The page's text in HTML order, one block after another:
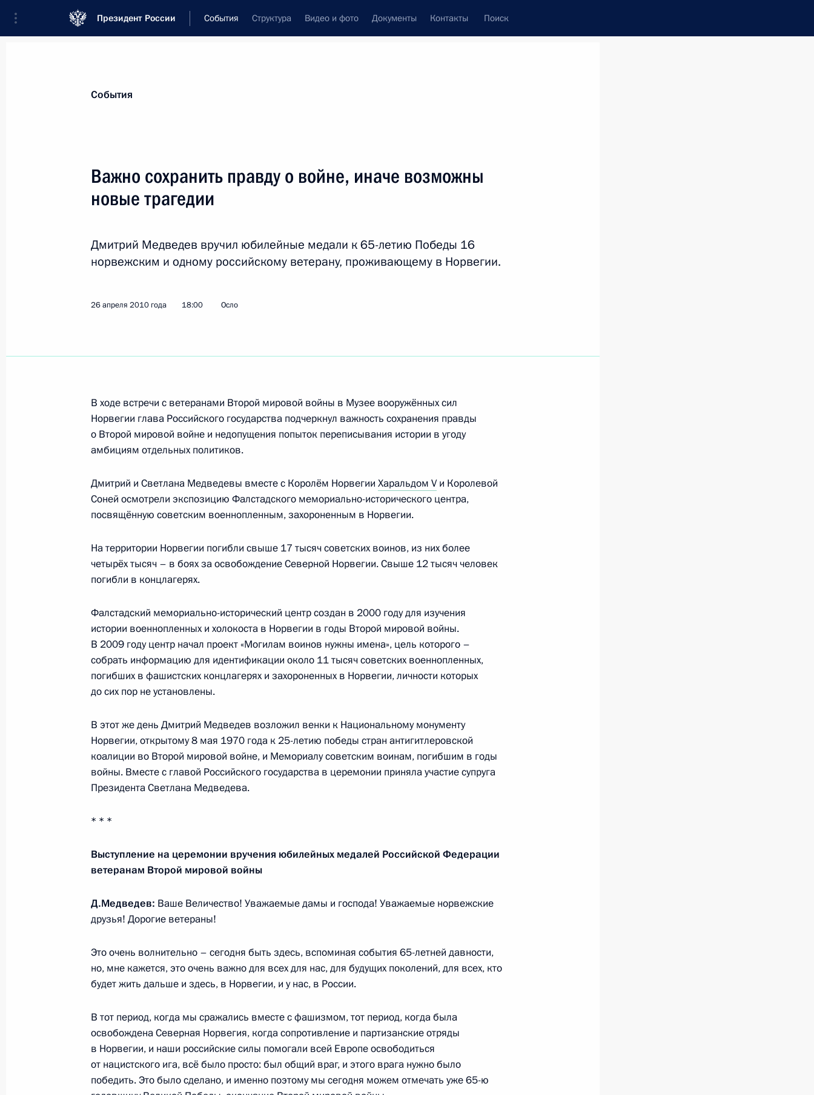
Президент России События Структура Видео и фото Документы Контакты Поиск
Новости
Поздравление Ларисе Удовиченко с Днём рождения
Гала-концерт звёзд российского балета в концертном зале
28 апреля 2010 года, 19:30 Копенгаген
28 апреля 2010 года, 17:00 Копенгаген
Дмитрий Медведев принял участие в работе российско-датской
бизнес-конференции
28 апреля 2010 года, 15:00
По решению Президента России на официальном сайте
Федерального архивного агентства размещены электронные
образы документов о Катыни из так называемого пакета №1
28 апреля 2010 года, 11:20
27 апреля 2010 года, вторник
Дмитрий Медведев прибыл с государственным визитом в Данию
27 апреля 2010 года, 23:50 Копенгаген
9
Телефонный разговор с Президентом Украины Виктором
Януковичем
о разграничении морских территорий
27 апреля 2010 года, 15:00 Осло
26 апреля 2010 года, понедельник
Интервью датской радиовещательной корпорации
26 апреля 2010 года, 23:00
События
Важно сохранить правду о войне, иначе возможны
новые трагедии
Дмитрий Медведев вручил юбилейные медали к 65-летию Победы 16
норвежским и одному российскому ветерану, проживающему в Норвегии.
26 апреля 2010 года 18:00 Осло
В ходе встречи с ветеранами Второй мировой войны в Музее вооружённых сил
Норвегии глава Российского государства подчеркнул важность сохранения правды
о Второй мировой войне и недопущения попыток переписывания истории в угоду
амбициям отдельных политиков.
Дмитрий и Светлана Медведевы вместе с Королём Норвегии Харальдом Vи Королевой
Соней осмотрели экспозицию Фалстадского мемориально-исторического центра,
посвящённую советским военнопленным, захороненным в Норвегии.
На территории Норвегии погибли свыше 17 тысяч советских воинов, из них более
четырёх тысяч – в боях за освобождение Северной Норвегии. Свыше 12 тысяч человек
погибли в концлагерях.
Фалстадский мемориально-исторический центр создан в 2000 году для изучения
истории военнопленных и холокоста в Норвегии в годы Второй мировой войны.
В 2009 году центр начал проект «Могилам воинов нужны имена», цель которого –
собрать информацию для идентификации около 11 тысяч советских военнопленных,
погибших в фашистских концлагерях и захороненных в Норвегии, личности которых
до сих пор не установлены.
В этот же день Дмитрий Медведев возложил венки к Национальному монументу
Норвегии, открытому 8 мая 1970 года к 25-летию победы стран антигитлеровской
коалиции во Второй мировой войне, и Мемориалу советским воинам, погибшим в годы
войны. Вместе с главой Российского государства в церемонии приняла участие супруга
Президента Светлана Медведева.
* * *
Выступление на церемонии вручения юбилейных медалей Российской Федерации
ветеранам Второй мировой войны
Д.Медведев: Ваше Величество! Уважаемые дамы и господа! Уважаемые норвежские
друзья! Дорогие ветераны!
Это очень волнительно – сегодня быть здесь, вспоминая события 65-летней давности,
но, мне кажется, это очень важно для всех для нас, для будущих поколений, для всех, кто
будет жить дальше и здесь, в Норвегии, и у нас, в России.
В тот период, когда мы сражались вместе с фашизмом, тот период, когда была
освобождена Северная Норвегия, когда сопротивление и партизанские отряды
в Норвегии, и наши российские силы помогали всей Европе освободиться
от нацистского ига, всё было просто: был общий враг, и этого врага нужно было
победить. Это было сделано, и именно поэтому мы сегодня можем отмечать уже 65-ю